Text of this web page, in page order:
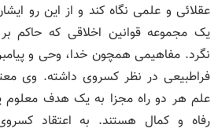
عقلائی و علمی نگاه کند و از این رو
یک مجموعه قوانین اخلاقی که حاکم
نگرد. مفاهیمی همچون خدا، وحی و
فراطبیعی در نظر کسروی داشته. وی
علم هر دو راه مجزا به یک هدف
رفاه و کمال هستند. به اعتقاد